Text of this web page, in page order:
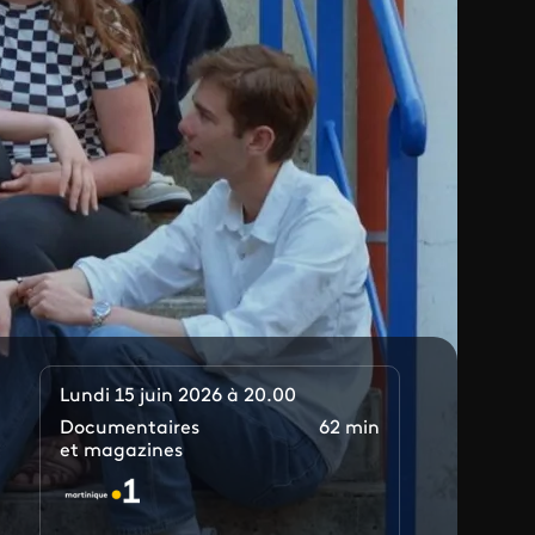
Lundi 15 juin 2026 à 20.00
Documentaires
et magazines
62 min